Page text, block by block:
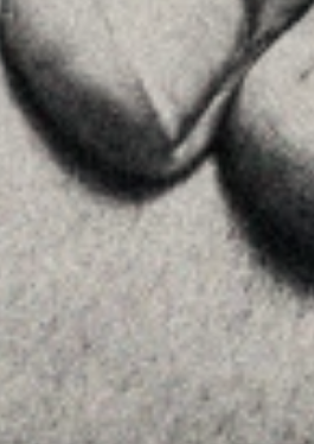
Príncipe de Vergara, 108 ,
28002 , Madrid
+34 915759925
See on GoogleMaps
MENU
Home
About Us
Team